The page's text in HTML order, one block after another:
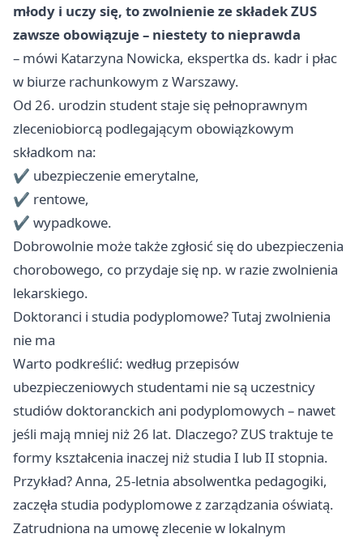
młody i uczy się, to zwolnienie ze składek ZUS
zawsze obowiązuje – niestety to nieprawda
– mówi Katarzyna Nowicka, ekspertka ds. kadr i płac
w biurze rachunkowym z Warszawy.
Od 26. urodzin student staje się pełnoprawnym
zleceniobiorcą podlegającym obowiązkowym
składkom na:
✔️ ubezpieczenie emerytalne,
✔️ rentowe,
✔️ wypadkowe.
Dobrowolnie może także zgłosić się do ubezpieczenia
chorobowego, co przydaje się np. w razie zwolnienia
lekarskiego.
Doktoranci i studia podyplomowe? Tutaj zwolnienia
nie ma
Warto podkreślić: według przepisów
ubezpieczeniowych studentami nie są uczestnicy
studiów doktoranckich ani podyplomowych – nawet
jeśli mają mniej niż 26 lat. Dlaczego? ZUS traktuje te
formy kształcenia inaczej niż studia I lub II stopnia.
Przykład? Anna, 25-letnia absolwentka pedagogiki,
zaczęła studia podyplomowe z zarządzania oświatą.
Zatrudniona na umowę zlecenie w lokalnym